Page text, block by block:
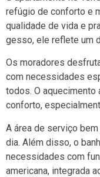
refúgio de conforto e
qualidade de vida e
gesso, ele reflete um
Os moradores
com necessidades
todos. O aquecimento
conforto,
A área de serviço
dia. Além disso, o
necessidades com
americana, integrada